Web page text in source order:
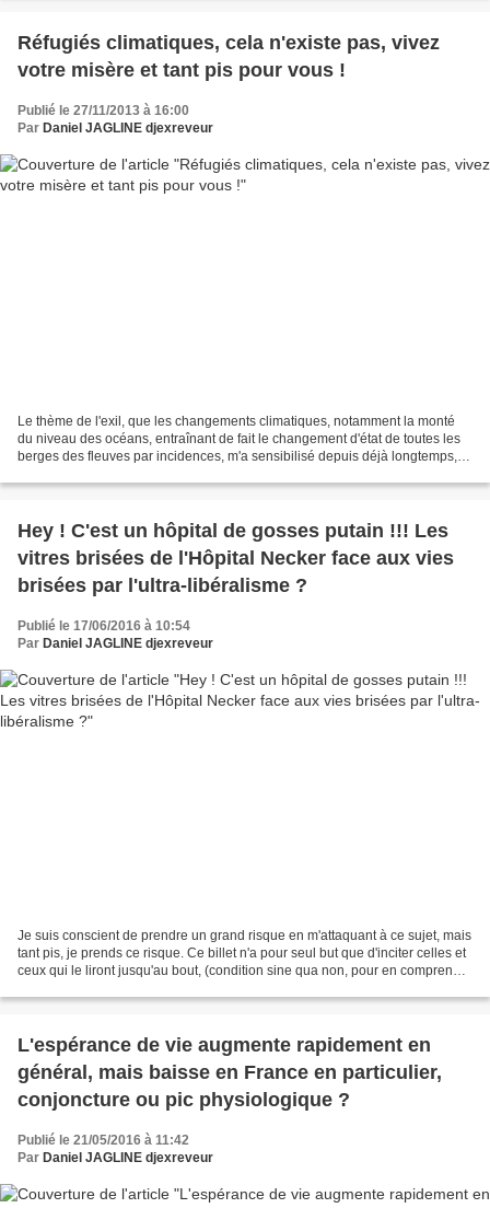
Réfugiés climatiques, cela n'existe pas, vivez
votre misère et tant pis pour vous !
Publié le 27/11/2013 à 16:00
Par Daniel JAGLINE djexreveur
Le thème de l'exil, que les changements climatiques, notamment la monté
du niveau des océans, entraînant de fait le changement d'état de toutes les
berges des fleuves par incidences, m'a sensibilisé depuis déjà longtemps,
Hey ! C'est un hôpital de gosses putain !!! Les
vitres brisées de l'Hôpital Necker face aux vies
brisées par l'ultra-libéralisme ?
Publié le 17/06/2016 à 10:54
Par Daniel JAGLINE djexreveur
Je suis conscient de prendre un grand risque en m'attaquant à ce sujet, mais
tant pis, je prends ce risque. Ce billet n'a pour seul but que d'inciter celles et
ceux qui le liront jusqu'au bout, (condition sine qua non, pour en comprendre
L'espérance de vie augmente rapidement en
général, mais baisse en France en particulier,
conjoncture ou pic physiologique ?
Publié le 21/05/2016 à 11:42
Par Daniel JAGLINE djexreveur